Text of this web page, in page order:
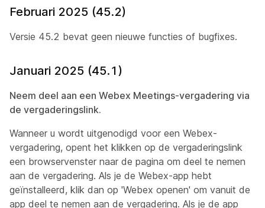
Februari 2025 (45.2)
Versie 45.2 bevat geen nieuwe functies of bugfixes.
Januari 2025 (45.1)
Neem deel aan een Webex Meetings-vergadering via
de vergaderingslink.
Wanneer u wordt uitgenodigd voor een Webex-
vergadering, opent het klikken op de vergaderingslink
een browservenster naar de pagina om deel te nemen
aan de vergadering. Als je de Webex-app hebt
geïnstalleerd, klik dan op 'Webex openen' om vanuit de
app deel te nemen aan de vergadering. Als je de app